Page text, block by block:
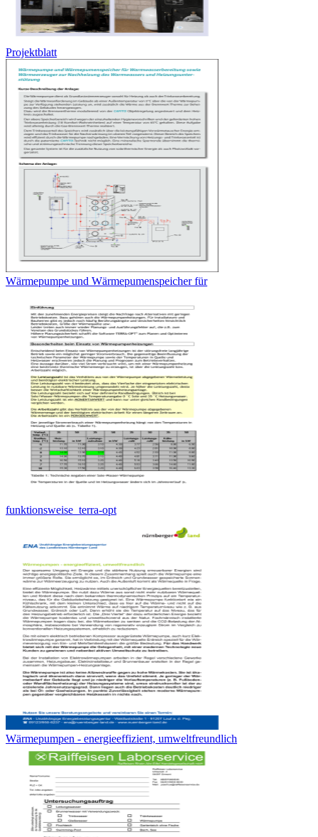
Projektblatt
Wärmepumpe und Wärmepumenspeicher für
funktionsweise_terra-opt
Wärmepumpen - energieeffizient, umweltfreundlich